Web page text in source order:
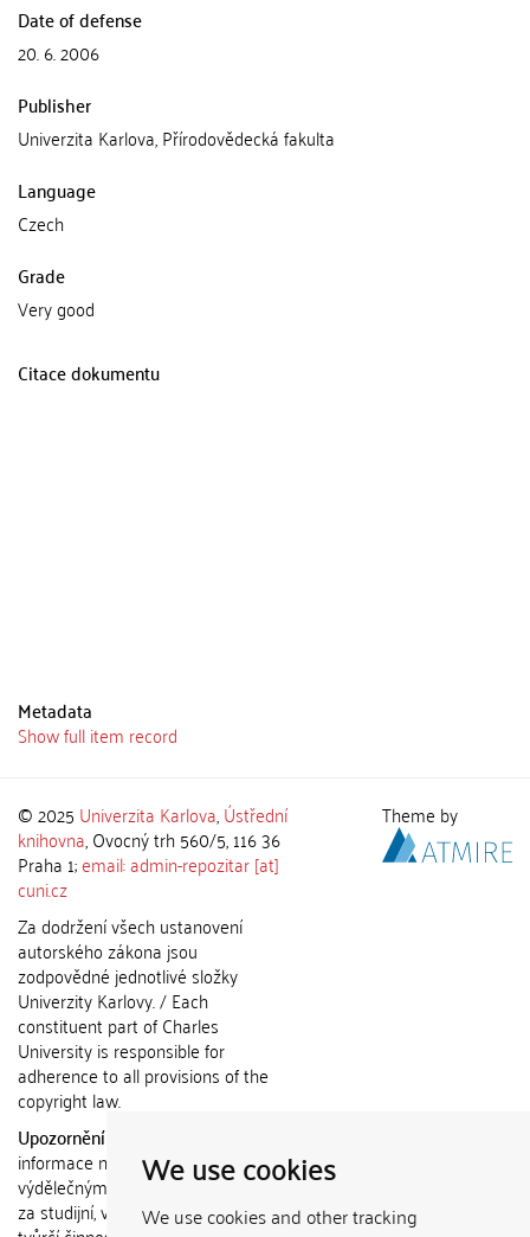
We use cookies
We use cookies and other tracking
Date of defense
20. 6. 2006
Publisher
Univerzita Karlova, Přírodovědecká fakulta
Language
Czech
Grade
Very good
Citace dokumentu
Metadata
Show full item record
© 2025 Univerzita Karlova,Ústřední
knihovna, Ovocný trh 560/5, 116 36
Praha 1;email: admin-repozitar [at]
cuni.cz
Za dodržení všech ustanovení
autorského zákona jsou
zodpovědné jednotlivé složky
Univerzity Karlovy. / Each
constituent part of Charles
University is responsible for
adherence to all provisions of the
copyright law.
Upozornění / Notice:
informace nemohou být použity k
výdělečným účelům nebo vydávány
za studijní, vědeckou nebo jinou
Theme by